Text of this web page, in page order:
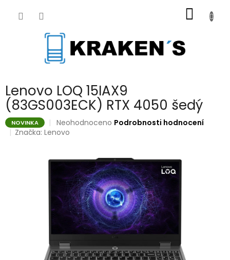
KOŠÍK
Lenovo LOQ 15IAX9
(83GS003ECK) RTX 4050 šedý
NOVINKA
Průměrné
hodnocení
0,0
hvězdiček.
Neohodnoceno Podrobnosti hodnocení
Značka:Lenovo